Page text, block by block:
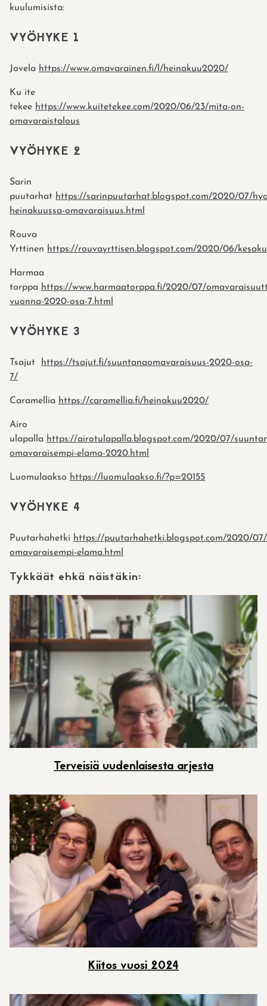
kuulumisista:
VYÖHYKE 1
Jovela https://www.omavarainen.fi/l/heinakuu2020/
Ku ite
tekee https://www.kuitetekee.com/2020/06/23/mita-on-
omavaraistalous
VYÖHYKE 2
Sarin
puutarhat https://sarinpuutarhat.blogspot.com/2020/07/
heinakuussa-omavaraisuus.html
Rouva
Yrttinen https://rouvayrttisen.blogspot.com/2020/06/
Harmaa
torppa https://www.harmaatorppa.fi/2020/07/
vuonna-2020-osa-7.html
VYÖHYKE 3
Tsajut
https://tsajut.fi/suuntanaomavaraisuus-2020-osa-
7/
Caramellia https://caramellia.fi/heinakuu2020/
Airo
ulapalla https://airotulapalla.blogspot.com/2020/07/
omavaraisempi-elama-2020.html
Luomulaakso https://luomulaakso.fi/?p=20155
VYÖHYKE 4
Puutarhahetki https://puutarhahetki.blogspot.com/2020/
omavaraisempi-elama.html
Tykkäät ehkä näistäkin:
Terveisiä uudenlaisesta arjesta
Kiitos vuosi 2024